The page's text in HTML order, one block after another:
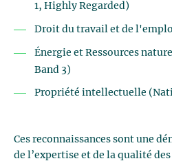
1, Highly Regarded)
Droit du travail et de
Énergie et Ressources
Band 3)
Propriété intellectuelle
Ces reconnaissances sont une
de l’expertise et de la qualité